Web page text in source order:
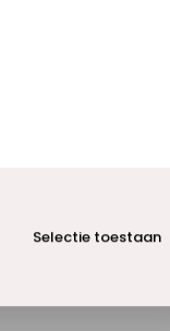
Selectie toestaan